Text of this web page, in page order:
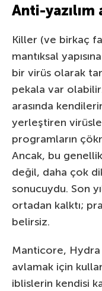
Anti-yazılım
Killer (ve birkaç
mantıksal
bir virüs olarak
pekala var
arasında
yerleştiren
programların
Ancak, bu
değil, daha çok
sonucuydu. Son
ortadan kalktı;
belirsiz.
Manticore,
avlamak için
iblislerin kendisi